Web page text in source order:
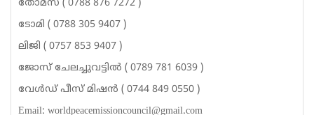
തോമസ് ( 0788 876 7272 )
ടോമി ( 0788 305 9407 )
ലിജി ( 0757 853 9407 )
ജോസ് ചേലച്ചുവട്ടില്‍ ( 0789 781 6039 )
വേള്‍ഡ് പീസ് മിഷന്‍ ( 0744 849 0550 )
Email: worldpeacemissioncouncil@gmail.com